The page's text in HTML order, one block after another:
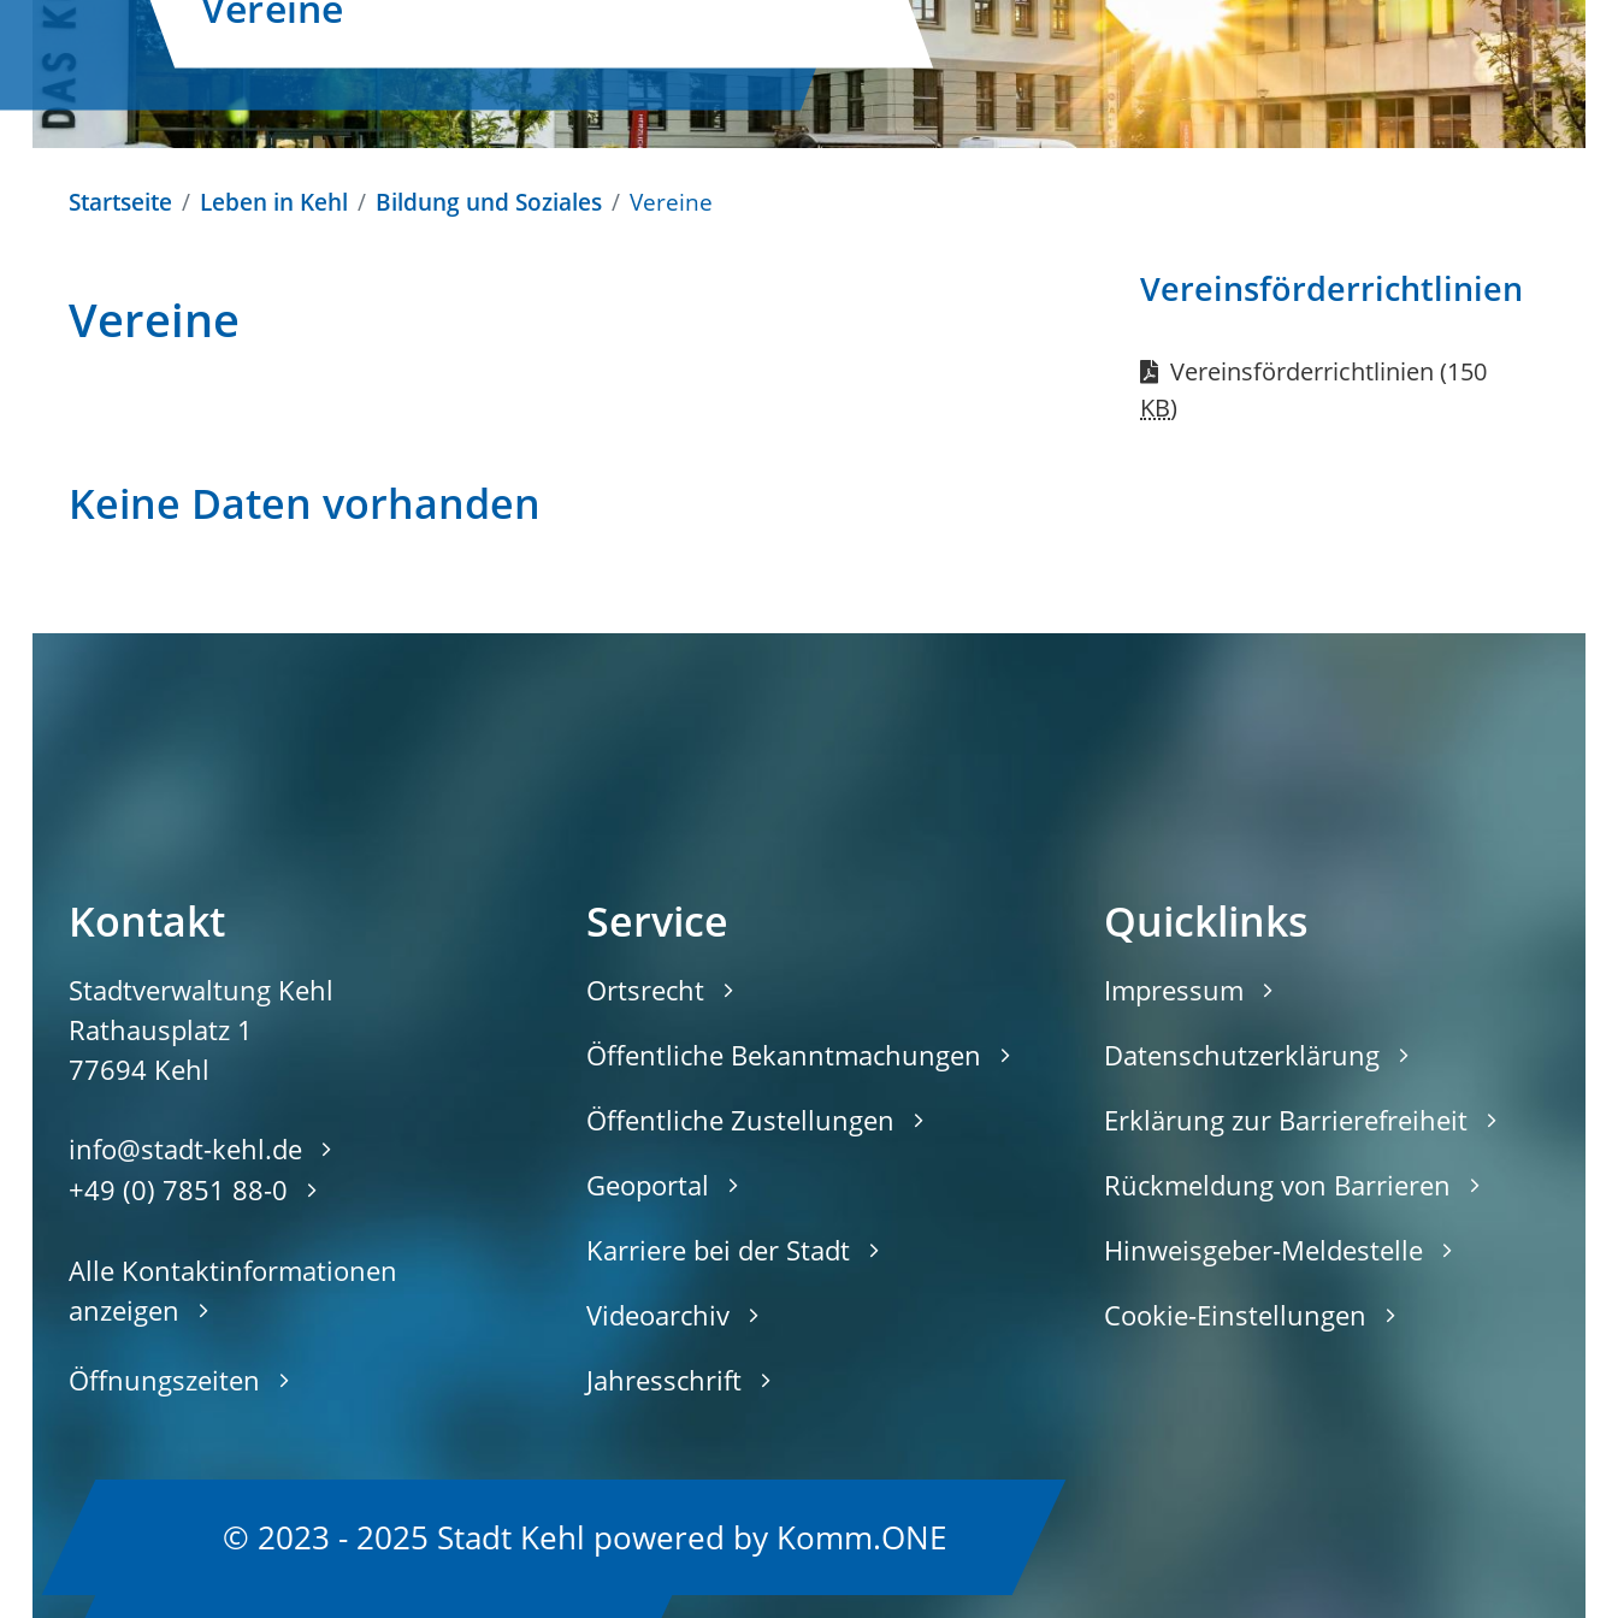
Startseite Leben in Kehl Bildung und Soziales Vereine
Vereine
Keine Daten vorhanden
Vereinsförderrichtlinien
Vereinsförderrichtlinien (150
KB)
Kontakt
Stadtverwaltung Kehl
Rathausplatz 1
77694 Kehl
info@stadt-kehl.de
+49 (0) 7851 88-0
Alle Kontaktinformationen
anzeigen
Öffnungszeiten
Service
Ortsrecht
Öffentliche Bekanntmachungen
Öffentliche Zustellungen
Geoportal
Karriere bei der Stadt
Videoarchiv
Jahresschrift
Quicklinks
Impressum
Datenschutzerklärung
Erklärung zur Barrierefreiheit
Rückmeldung von Barrieren
Hinweisgeber-Meldestelle
Cookie-Einstellungen
© 2023 - 2025 Stadt Kehl powered by Komm.ONE